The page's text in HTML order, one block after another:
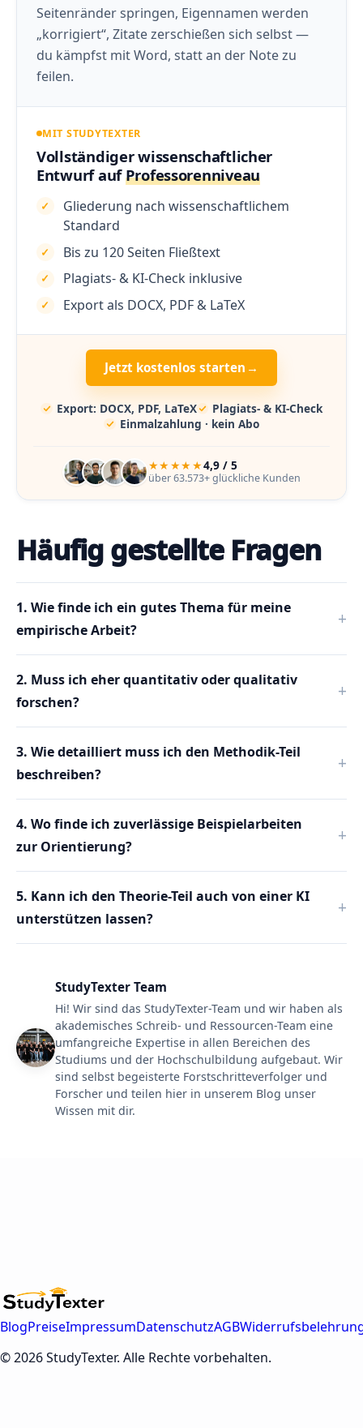
Seitenränder springen, Eigennamen werden
„korrigiert“, Zitate zerschießen sich selbst —
du kämpfst mit Word, statt an der Note zu
feilen.
MIT STUDYTEXTER
Vollständiger wissenschaftlicher
Entwurf auf Professorenniveau
Gliederung nach wissenschaftlichem
Standard
Bis zu 120 Seiten Fließtext
Plagiats- & KI-Check inklusive
Export als DOCX, PDF & LaTeX
Jetzt kostenlos starten →
Export: DOCX, PDF, LaTeX
Plagiats- & KI-Check
Einmalzahlung · kein Abo
★★★★★4,9 / 5
über 63.573+ glückliche Kunden
Häufig gestellte Fragen
1. Wie finde ich ein gutes Thema für meine
empirische Arbeit?
2. Muss ich eher quantitativ oder qualitativ
forschen?
3. Wie detailliert muss ich den Methodik-Teil
beschreiben?
4. Wo finde ich zuverlässige Beispielarbeiten
zur Orientierung?
5. Kann ich den Theorie-Teil auch von einer KI
unterstützen lassen?
StudyTexter Team
Hi! Wir sind das StudyTexter-Team und wir haben als
akademisches Schreib- und Ressourcen-Team eine
umfangreiche Expertise in allen Bereichen des
Studiums und der Hochschulbildung aufgebaut. Wir
sind selbst begeisterte Forstschritteverfolger und
Forscher und teilen hier in unserem Blog unser
Wissen mit dir.
BlogPreiseImpressumDatenschutzAGB
© 2026 StudyTexter. Alle Rechte vorbehalten.